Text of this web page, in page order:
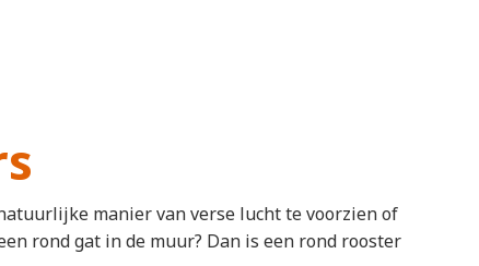
manier van verse lucht te voorzien of
rond gat in de muur? Dan is een rond rooster